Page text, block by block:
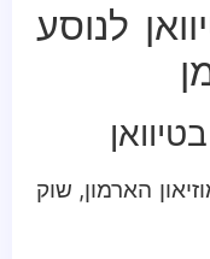
לנוסע
מגדל 101, מוזיאון הארמון, שוק